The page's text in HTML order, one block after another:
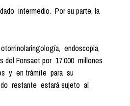
intermedio. Por su parte, la
endoscopia,
Fonsaet por 17.000 millones
y en trámite para su
restante estará sujeto al